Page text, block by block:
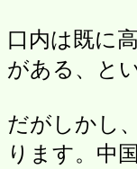
口内は既に
がある、と
だがしかし
ります。中